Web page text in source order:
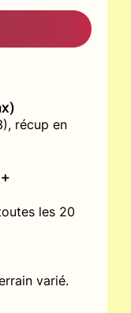
récup en
les 20
varié.